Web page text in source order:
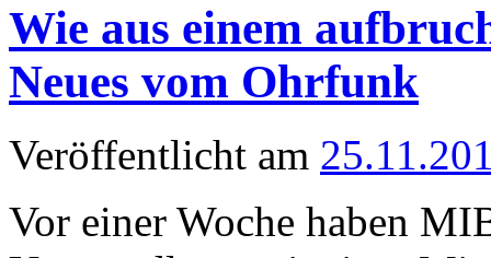
Wie aus einem
Neues vom Ohrfunk
Veröffentlicht am
Vor einer Woche haben